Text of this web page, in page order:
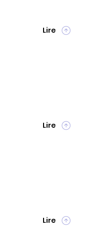
Lire
Lire
Lire